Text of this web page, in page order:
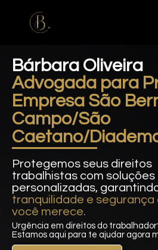
Bárbara Oliveira
Advogada para
Empresa São
Campo/São
Caetano/
Protegemos seus direitos
trabalhistas com soluções
personalizadas,
tranquilidade e segurança
você merece.
Urgência em direitos do
Estamos aqui para te ajudar agora